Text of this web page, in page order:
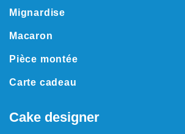
Mignardise
Macaron
Pièce montée
Carte cadeau
Cake designer